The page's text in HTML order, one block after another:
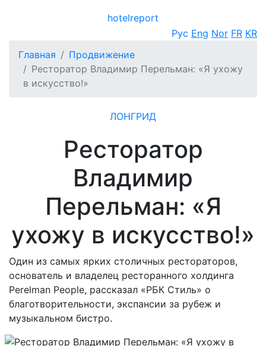
hotelreport
Рус Eng Nor FR KR
Главная
Продвижение
Ресторатор Владимир Перельман: «Я ухожу
в искусство!»
ЛОНГРИД
Ресторатор
Владимир
Перельман: «Я
ухожу в искусство!»
Один из самых ярких столичных рестораторов,
основатель и владелец ресторанного холдинга
Perelman People, рассказал «РБК Стиль» о
благотворительности, экспансии за рубеж и
музыкальном бистро.